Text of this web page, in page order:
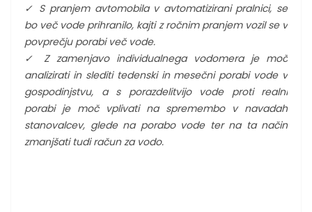
✓ S pranjem avtomobila v avtomatizirani pralnici, se
bo več vode prihranilo, kajti z ročnim pranjem vozil se v
povprečju porabi več vode.
✓
Z zamenjavo individualnega vodomera je moč
analizirati in slediti tedenski in mesečni porabi vode v
gospodinjstvu, a s porazdelitvijo vode proti realni
porabi je moč vplivati na spremembo v navadah
stanovalcev, glede na porabo vode ter na ta način
zmanjšati tudi račun za vodo.